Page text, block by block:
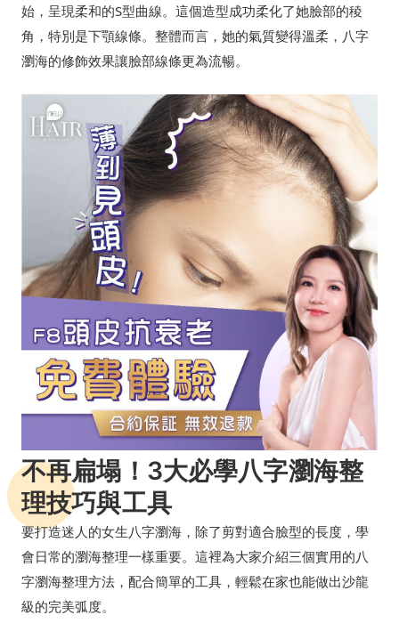
始，呈現柔和的S型曲線。這個造型成功柔化了她臉部的稜
角，特別是下顎線條。整體而言，她的氣質變得溫柔，八字
瀏海的修飾效果讓臉部線條更為流暢。
不再扁塌！3大必學八字瀏海整
理技巧與工具
要打造迷人的女生八字瀏海，除了剪對適合臉型的長度，學
會日常的瀏海整理一樣重要。這裡為大家介紹三個實用的八
字瀏海整理方法，配合簡單的工具，輕鬆在家也能做出沙龍
級的完美弧度。